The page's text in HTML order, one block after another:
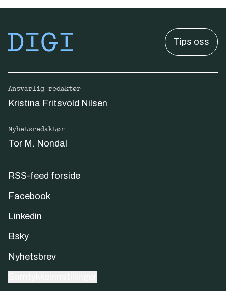
Tips oss
Ansvarlig redaktør
Kristina Fritsvold Nilsen
Nyhetsredaktør
Tor M. Nondal
RSS-feed forside
Facebook
Linkedin
Bsky
Nyhetsbrev